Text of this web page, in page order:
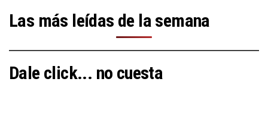
Las más leídas de la semana
Dale click... no cuesta